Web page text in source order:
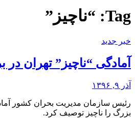
Tag: “ناچیز”
خبر جدید
آمادگی “ناچیز” تهران در
آذر ۹, ۱۳۹۶
رئیس سازمان مدیریت بحران کشور
بزرگ را ناچیز توصیف کرد.